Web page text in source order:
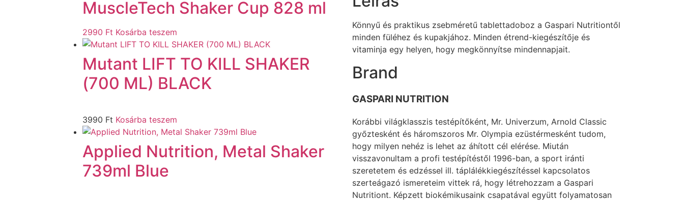
MuscleTech Shaker Cup 828 ml
2990 Ft Kosárba teszem
Mutant LIFT TO KILL SHAKER
(700 ML) BLACK
3990 Ft Kosárba teszem
Applied Nutrition, Metal Shaker
739ml Blue
Könnyű és praktikus zsebméretű tablettadoboz a Gaspari Nutritiontől
minden füléhez és kupakjához. Minden étrend-kiegészítője és
vitaminja egy helyen, hogy megkönnyítse mindennapjait.
Brand
GASPARI NUTRITION
Korábbi világklasszis testépítőként, Mr. Univerzum, Arnold Classic
győztesként és háromszoros Mr. Olympia ezüstérmesként tudom,
hogy milyen nehéz is lehet az áhított cél elérése. Miután
visszavonultam a profi testépítéstől 1996-ban, a sport iránti
szeretetem és edzéssel ill. táplálékkiegészítéssel kapcsolatos
szerteágazó ismereteim vittek rá, hogy létrehozzam a Gaspari
Nutritiont. Képzett biokémikusaink csapatával együtt folyamatosan